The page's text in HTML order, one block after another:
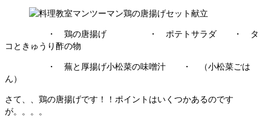
・ 鶏の唐揚げ ・ ポテトサラダ ・ タ
コときゅうり酢の物
・ 蕪と厚揚げ小松菜の味噌汁 ・ （小松菜ごは
ん）
さて、、鶏の唐揚げです！！ポイントはいくつかあるのです
が。。。。